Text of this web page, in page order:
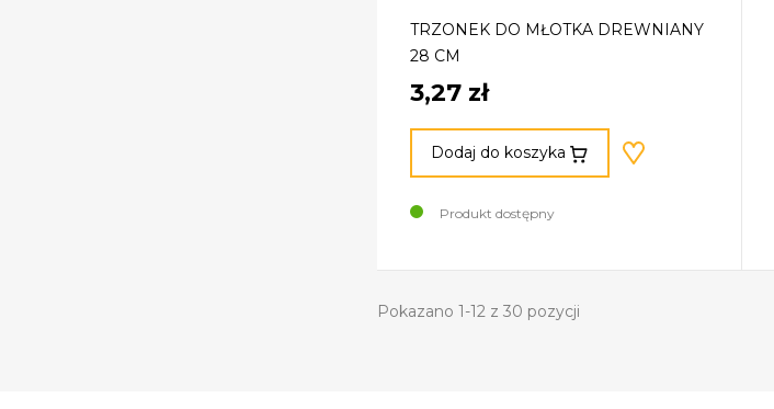
TRZONEK DO MŁOTKA DREWNIANY
28 CM
3,27 zł
Dodaj do koszyka
Produkt dostępny
Pokazano 1-12 z 30 pozycji